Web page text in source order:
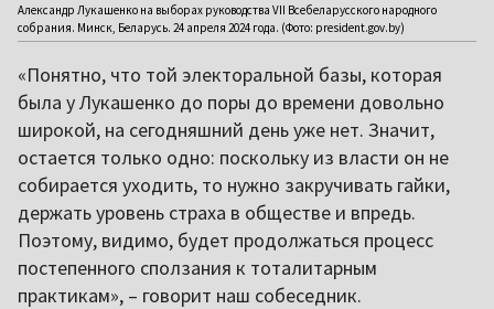
Александр Лукашенко на выборах руководства VII Всебеларусского народного
собрания. Минск, Беларусь. 24 апреля 2024 года. (Фото: president.gov.by)
«Понятно, что той электоральной базы, которая
была у Лукашенко до поры до времени довольно
широкой, на сегодняшний день уже нет. Значит,
остается только одно: поскольку из власти он не
собирается уходить, то нужно закручивать гайки,
держать уровень страха в обществе и впредь.
Поэтому, видимо, будет продолжаться процесс
постепенного сползания к тоталитарным
практикам», – говорит наш собеседник.